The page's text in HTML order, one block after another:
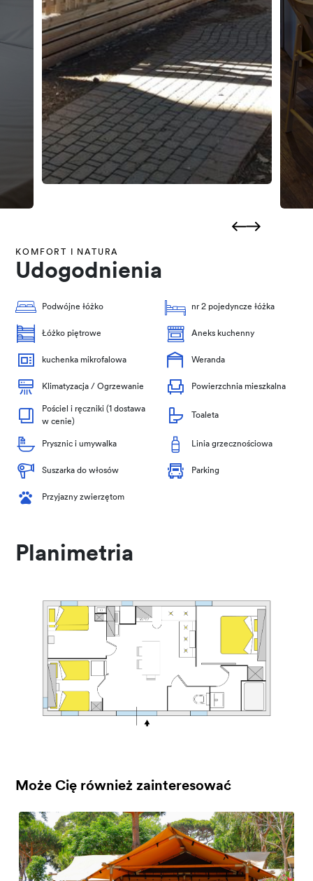
KOMFORT I NATURA
Udogodnienia
Podwójne łóżko nr 2 pojedyncze łóżka
Łóżko piętrowe Aneks kuchenny
kuchenka mikrofalowa Weranda
Klimatyzacja / Ogrzewanie Powierzchnia mieszkalna
Pościel i ręczniki (1 dostawa
w cenie)
Toaleta
Prysznic i umywalka Linia grzecznościowa
Suszarka do włosów Parking
Przyjazny zwierzętom
Planimetria
Może Cię również zainteresować